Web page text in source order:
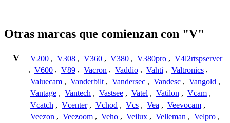
Otras marcas que comienzan con "V"
V V200 , V308 , V360 , V380 , V380pro , V4l2rtspserver
, V600 , V89 , Vacron , Vaddio , Vahti , Valtronics ,
Valuecam , Vanderbilt , Vandersec , Vandesc , Vangold ,
Vantage , Vantech , Vastsee , Vatel , Vatilon , Vcam ,
Vcatch , Vcenter , Vchod , Vcs , Vea , Veevocam ,
Veezon , Veezoom , Veho , Veilux , Velleman , Velpro ,